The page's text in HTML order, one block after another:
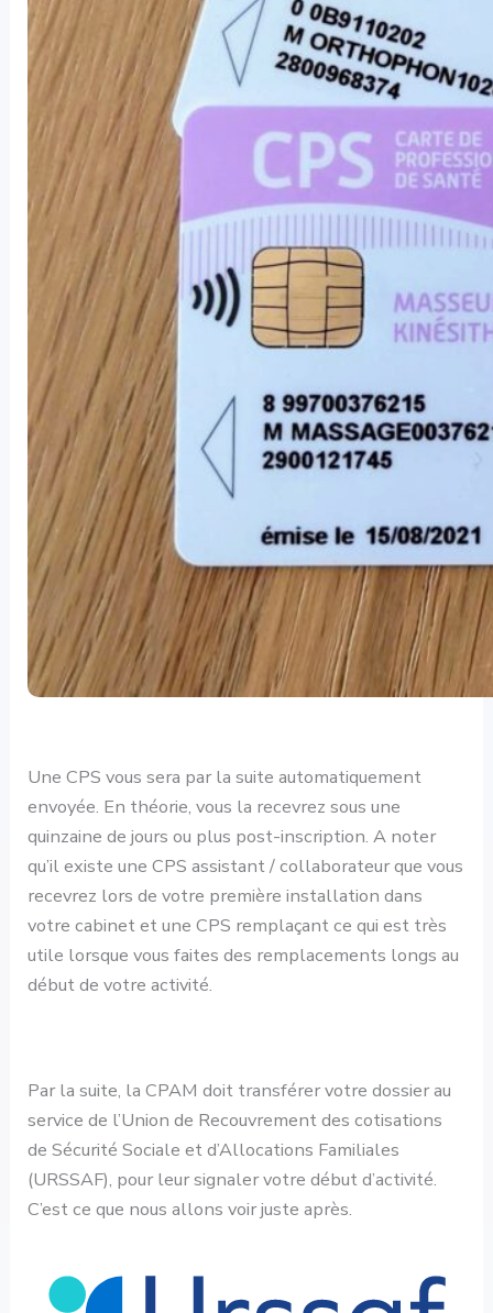
Une CPS vous sera par la suite automatiquement
envoyée. En théorie, vous la recevrez sous une
quinzaine de jours ou plus post-inscription. A noter
qu’il existe une CPS assistant / collaborateur que vous
recevrez lors de votre première installation dans
votre cabinet et une CPS remplaçant ce qui est très
utile lorsque vous faites des remplacements longs au
début de votre activité.
Par la suite, la CPAM doit transférer votre dossier au
service de l’Union de Recouvrement des cotisations
de Sécurité Sociale et d’Allocations Familiales
(URSSAF), pour leur signaler votre début d’activité.
C’est ce que nous allons voir juste après.